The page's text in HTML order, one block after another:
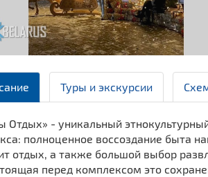
Туры и экскурсии
Отдых» - уникальный
полноценное воссоздание быта
отдых, а также большой выбор
перед комплексом это